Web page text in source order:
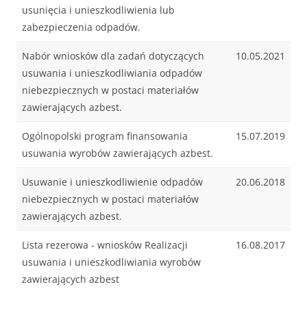
usunięcia i unieszkodliwienia lub
zabezpieczenia odpadów.
Nabór wniosków dla zadań dotyczących
usuwania i unieszkodliwiania odpadów
niebezpiecznych w postaci materiałów
zawierających azbest.
10.05.2021
Ogólnopolski program finansowania
usuwania wyrobów zawierających azbest.
15.07.2019
Usuwanie i unieszkodliwienie odpadów
niebezpiecznych w postaci materiałów
zawierających azbest.
20.06.2018
Lista rezerowa - wniosków Realizacji
usuwania i unieszkodliwiania wyrobów
zawierających azbest
16.08.2017